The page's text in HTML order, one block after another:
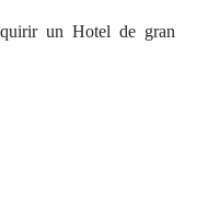
un Hotel de gran